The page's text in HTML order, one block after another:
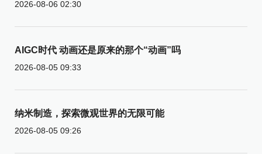
2026-08-06 02:30
AIGC时代 动画还是原来的那个“动画”吗
2026-08-05 09:33
纳米制造，探索微观世界的无限可能
2026-08-05 09:26